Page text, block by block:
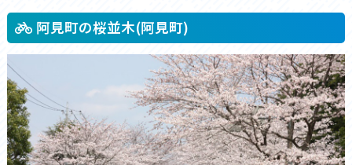
阿見町の桜並木(阿見町)